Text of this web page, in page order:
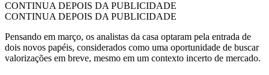
CONTINUA DEPOIS DA PUBLICIDADE
CONTINUA DEPOIS DA PUBLICIDADE
Pensando em março, os analistas da casa optaram pela entrada de
dois novos papéis, considerados como uma oportunidade de buscar
valorizações em breve, mesmo em um contexto incerto de mercado.